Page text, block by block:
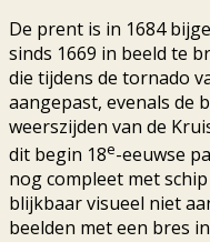
De prent is in 1684
sinds 1669 in beeld te
die tijdens de tornado
aangepast, evenals de
weerszijden van de
dit begin 18e-eeuwse
nog compleet met
blijkbaar visueel niet
beelden met een bres